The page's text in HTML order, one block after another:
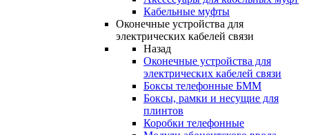
Кабельные муфты
Оконечные устройства для
электрических кабелей связи
Назад
Оконечные устройства для
электрических кабелей связи
Боксы телефонные БММ
Боксы, рамки и несущие для
плинтов
Коробки телефонные